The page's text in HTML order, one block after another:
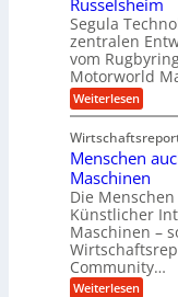
n
M
a
c
h
i
n
n
b
a
u
t
t
n
d
u
s
t
i
a
l
B
u
s
i
n
e
s
s
t
o
f
f
-
W
l
l
s
c
h
u
t
z
s
c
h
Rüsselsheim
Segula
zentralen
vom
Motorworld
Weiterlesen:
S
g
u
l
a
T
e
c
h
n
o
Menschen
Maschinen
Die
Künstlicher
Maschinen –
Community…
Weiterlesen: